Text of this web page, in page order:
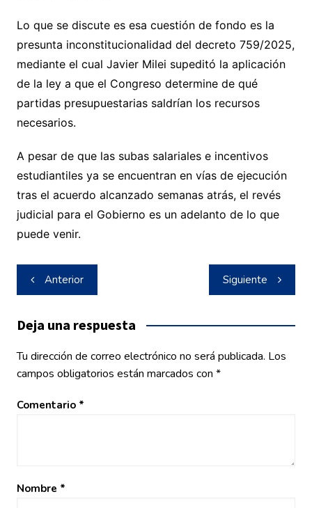
Lo que se discute es esa cuestión de fondo es la
presunta inconstitucionalidad del decreto 759/2025,
mediante el cual Javier Milei supeditó la aplicación
de la ley a que el Congreso determine de qué
partidas presupuestarias saldrían los recursos
necesarios.
A pesar de que las subas salariales e incentivos
estudiantiles ya se encuentran en vías de ejecución
tras el acuerdo alcanzado semanas atrás, el revés
judicial para el Gobierno es un adelanto de lo que
puede venir.
Navegación
de
entradas
Anterior Siguiente
Deja una respuesta
Tu dirección de correo electrónico no será publicada. Los
campos obligatorios están marcados con *
Comentario *
Nombre *